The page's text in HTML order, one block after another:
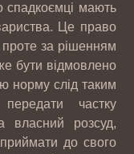
спадкоємці мають
Це право
за рішенням
бути відмовлено
норму слід таким
частку
власний розсуд,
до свого